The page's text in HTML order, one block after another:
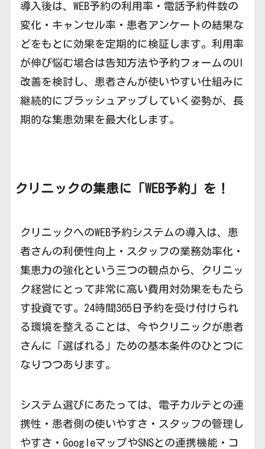
導入後は、WEB予約の利用率・電話予約件数の
変化・キャンセル率・患者アンケートの結果な
どをもとに効果を定期的に検証します。利用率
が伸び悩む場合は告知方法や予約フォームのUI
改善を検討し、患者さんが使いやすい仕組みに
継続的にブラッシュアップしていく姿勢が、長
期的な集患効果を最大化します。
クリニックの集患に「WEB予約」 を！
クリニックへのWEB予約システムの導入は、患
者さんの利便性向上・スタッフの業務効率化・
集患力の強化という三つの観点から、クリニッ
ク経営にとって非常に高い費用対効果をもたら
す投資です。24時間365日予約を受け付けられ
る環境を整えることは、今やクリニックが患者
さんに「選ばれる」ための基本条件のひとつに
なりつつあります。
システム選びにあたっては、電子カルテとの連
携性・患者側の使いやすさ・スタッフの管理し
やすさ・GoogleマップやSNSとの連携機能・コ